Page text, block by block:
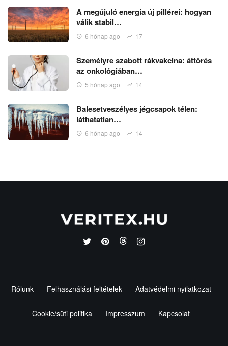
A megújuló energia új pillérei: hogyan
válik stabil…
6 hónap ago 17
Személyre szabott rákvakcina: áttörés
az onkológiában…
5 hónap ago 14
Balesetveszélyes jégcsapok télen:
láthatatlan…
6 hónap ago 14
Rólunk Felhasználási feltételek Adatvédelmi nyilatkozat
Cookie/süti politika Impresszum Kapcsolat